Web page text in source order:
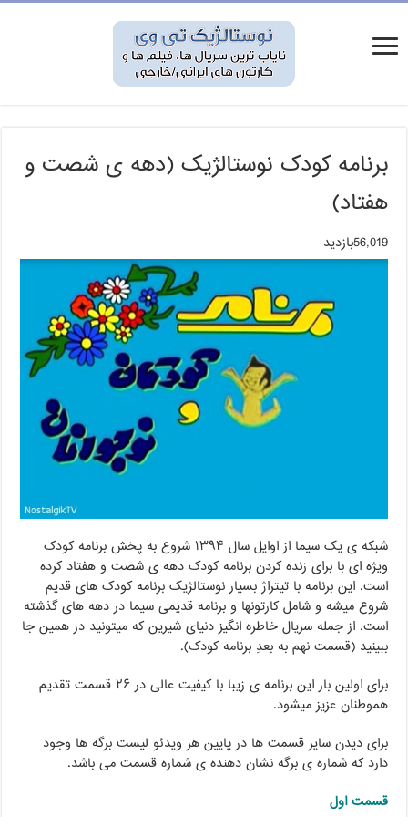
برنامه کودک نوستالژیک (دهه ی شصت و
هفتاد)
56,019بازدید
شبکه ی یک سیما از اوایل سال ۱۳۹۴ شروع به پخش برنامه کودک
ویژه ای با برای زنده کردن برنامه کودک دهه ی شصت و هفتاد کرده
است. این برنامه با تیتراژ بسیار نوستالژیک برنامه کودک های قدیم
شروع میشه و شامل کارتونها و برنامه قدیمی سیما در دهه های گذشته
است. از جمله سریال خاطره انگیز دنیای شیرین که میتونید در همین جا
ببینید (قسمت نهم به بعدِ برنامه کودک).
برای اولین بار این برنامه ی زیبا با کیفیت عالی در ۲۶ قسمت تقدیم
هموطنان عزیز میشود.
برای دیدن سایر قسمت ها در پایین هر ویدئو لیست برگه ها وجود
دارد که شماره ی برگه نشان دهنده ی شماره قسمت می باشد.
قسمت اول